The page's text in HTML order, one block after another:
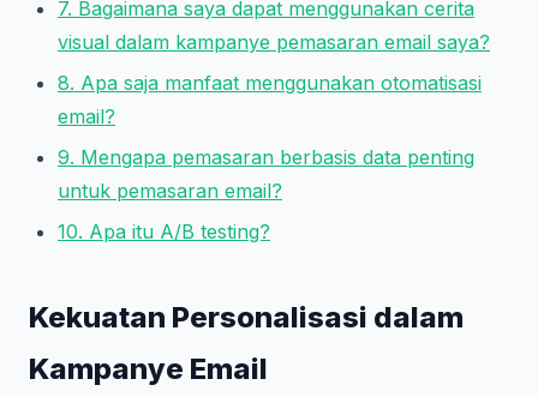
7. Bagaimana saya dapat menggunakan cerita
visual dalam kampanye pemasaran email saya?
8. Apa saja manfaat menggunakan otomatisasi
email?
9. Mengapa pemasaran berbasis data penting
untuk pemasaran email?
10. Apa itu A/B testing?
Kekuatan Personalisasi dalam
Kampanye Email